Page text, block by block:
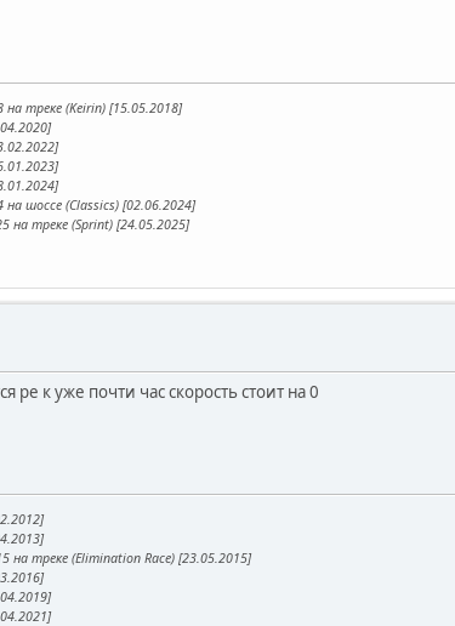
треке (Keirin) [15.05.2018]
шоссе (Classics) [02.06.2024]
на треке (Sprint) [24.05.2025]
ре к уже почти час скорость стоит на 0
на треке (Elimination Race) [23.05.2015]